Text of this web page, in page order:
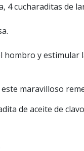
4 cucharaditas de
hombro y estimular
maravilloso
de aceite de